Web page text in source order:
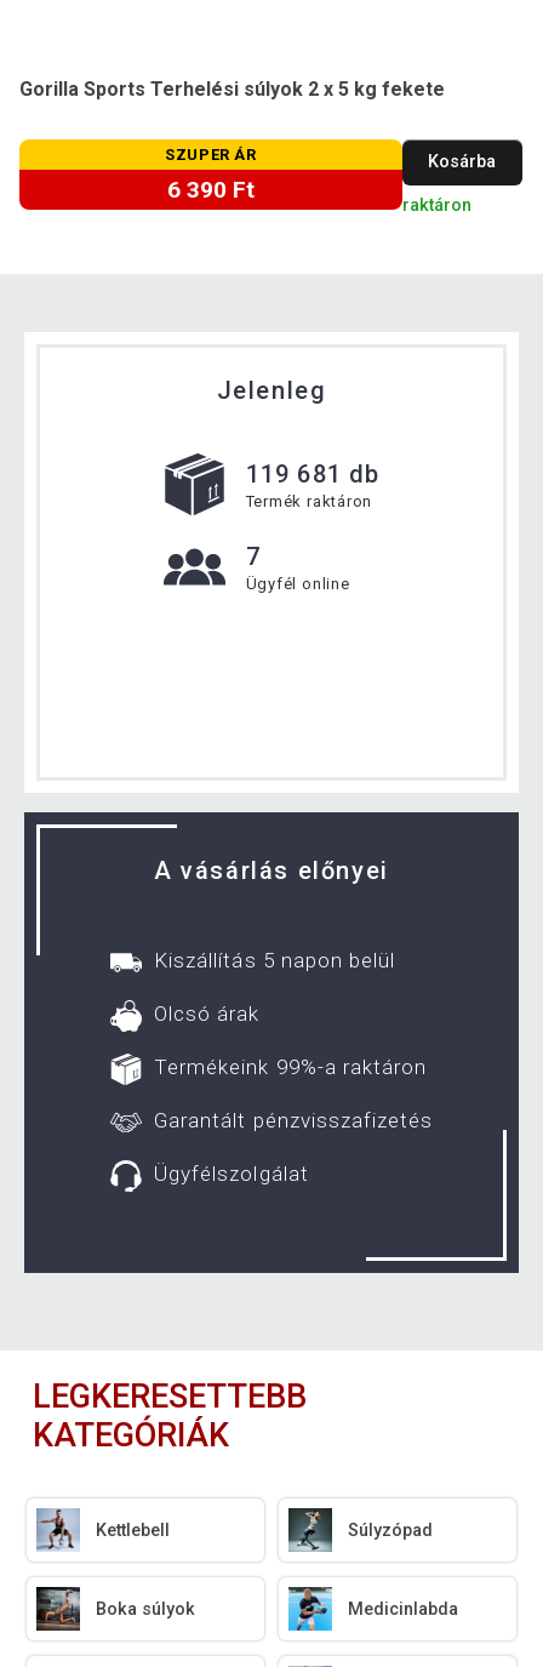
Gorilla Sports Terhelési súlyok 2 x 5 kg fekete
SZUPER ÁR
6 390 Ft
Kosárba
raktáron
Jelenleg
119 681 db
Termék raktáron
7
Ügyfél online
A vásárlás előnyei
Kiszállítás 5 napon belül
Olcsó árak
Termékeink 99%-a raktáron
Garantált pénzvisszafizetés
Ügyfélszolgálat
LEGKERESETTEBB
KATEGÓRIÁK
Kettlebell Súlyzópad
Boka súlyok Medicinlabda